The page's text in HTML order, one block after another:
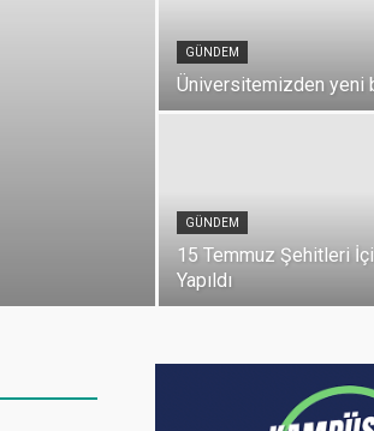
GÜNDEM
Üniversitemizden yeni
GÜNDEM
15 Temmuz Şehitleri
Yapıldı